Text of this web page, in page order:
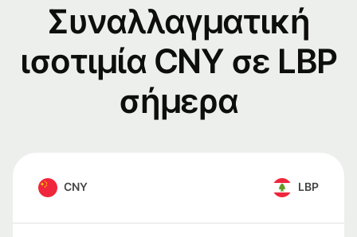
Συναλλαγματική
ισοτιμία CNY σε LBP
σήμερα
CNY LBP